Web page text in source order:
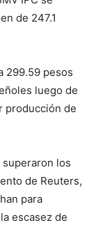
de 247.1
299.59 pesos
luego de
producción de
los
de Reuters,
para
escasez de